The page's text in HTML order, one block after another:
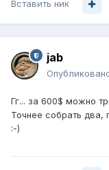
Вставить ник
jab
Гг... за 600$ можно
Точнее собрать два,
:-)